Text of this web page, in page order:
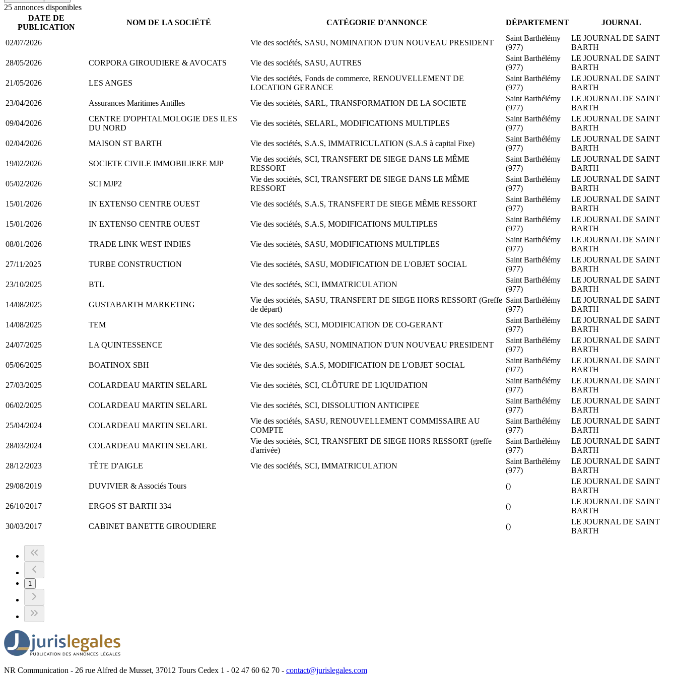
25 annonces disponibles
DATE DE
PUBLICATION
NOM DE LA SOCIÉTÉ CATÉGORIE D'ANNONCE DÉPARTEMENT JOURNAL
02/07/2026 Vie des sociétés, SASU, NOMINATION D'UN NOUVEAU PRESIDENT
Saint Barthélémy
(977)
LE JOURNAL DE SAINT
BARTH
28/05/2026
CORPORA GIROUDIERE & AVOCATS Vie des sociétés, SASU, AUTRES
Saint Barthélémy
(977)
LE JOURNAL DE SAINT
BARTH
21/05/2026
LES ANGES
Vie des sociétés, Fonds de commerce, RENOUVELLEMENT DE
LOCATION GERANCE
Saint Barthélémy
(977)
LE JOURNAL DE SAINT
BARTH
23/04/2026
Assurances Maritimes Antilles Vie des sociétés, SARL, TRANSFORMATION DE LA SOCIETE
Saint Barthélémy
(977)
LE JOURNAL DE SAINT
BARTH
09/04/2026
CENTRE D'OPHTALMOLOGIE DES ILES
DU NORD
Vie des sociétés, SELARL, MODIFICATIONS MULTIPLES
Saint Barthélémy
(977)
LE JOURNAL DE SAINT
BARTH
02/04/2026
MAISON ST BARTH Vie des sociétés, S.A.S, IMMATRICULATION (S.A.S à capital Fixe)
Saint Barthélémy
(977)
LE JOURNAL DE SAINT
BARTH
19/02/2026
SOCIETE CIVILE IMMOBILIERE MJP
Vie des sociétés, SCI, TRANSFERT DE SIEGE DANS LE MÊME
RESSORT
Saint Barthélémy
(977)
LE JOURNAL DE SAINT
BARTH
05/02/2026
SCI MJP2
Vie des sociétés, SCI, TRANSFERT DE SIEGE DANS LE MÊME
RESSORT
Saint Barthélémy
(977)
LE JOURNAL DE SAINT
BARTH
15/01/2026
IN EXTENSO CENTRE OUEST Vie des sociétés, S.A.S, TRANSFERT DE SIEGE MÊME RESSORT
Saint Barthélémy
(977)
LE JOURNAL DE SAINT
BARTH
15/01/2026
IN EXTENSO CENTRE OUEST Vie des sociétés, S.A.S, MODIFICATIONS MULTIPLES
Saint Barthélémy
(977)
LE JOURNAL DE SAINT
BARTH
08/01/2026
TRADE LINK WEST INDIES Vie des sociétés, SASU, MODIFICATIONS MULTIPLES
Saint Barthélémy
(977)
LE JOURNAL DE SAINT
BARTH
27/11/2025
TURBE CONSTRUCTION Vie des sociétés, SASU, MODIFICATION DE L'OBJET SOCIAL
Saint Barthélémy
(977)
LE JOURNAL DE SAINT
BARTH
23/10/2025
BTL Vie des sociétés, SCI, IMMATRICULATION
Saint Barthélémy
(977)
LE JOURNAL DE SAINT
BARTH
14/08/2025
GUSTABARTH MARKETING
Vie des sociétés, SASU, TRANSFERT DE SIEGE HORS RESSORT (Greffe
de départ)
Saint Barthélémy
(977)
LE JOURNAL DE SAINT
BARTH
14/08/2025
TEM Vie des sociétés, SCI, MODIFICATION DE CO-GERANT
Saint Barthélémy
(977)
LE JOURNAL DE SAINT
BARTH
24/07/2025
LA QUINTESSENCE Vie des sociétés, SASU, NOMINATION D'UN NOUVEAU PRESIDENT
Saint Barthélémy
(977)
LE JOURNAL DE SAINT
BARTH
05/06/2025
BOATINOX SBH Vie des sociétés, S.A.S, MODIFICATION DE L'OBJET SOCIAL
Saint Barthélémy
(977)
LE JOURNAL DE SAINT
BARTH
27/03/2025
COLARDEAU MARTIN SELARL Vie des sociétés, SCI, CLÔTURE DE LIQUIDATION
Saint Barthélémy
(977)
LE JOURNAL DE SAINT
BARTH
06/02/2025
COLARDEAU MARTIN SELARL Vie des sociétés, SCI, DISSOLUTION ANTICIPEE
Saint Barthélémy
(977)
LE JOURNAL DE SAINT
BARTH
25/04/2024
COLARDEAU MARTIN SELARL
Vie des sociétés, SASU, RENOUVELLEMENT COMMISSAIRE AU
COMPTE
Saint Barthélémy
(977)
LE JOURNAL DE SAINT
BARTH
28/03/2024
COLARDEAU MARTIN SELARL
Vie des sociétés, SCI, TRANSFERT DE SIEGE HORS RESSORT (greffe
d'arrivée)
Saint Barthélémy
(977)
LE JOURNAL DE SAINT
BARTH
28/12/2023
TÊTE D'AIGLE Vie des sociétés, SCI, IMMATRICULATION
Saint Barthélémy
(977)
LE JOURNAL DE SAINT
BARTH
29/08/2019
DUVIVIER & Associés Tours ()
LE JOURNAL DE SAINT
BARTH
26/10/2017
ERGOS ST BARTH 334 ()
LE JOURNAL DE SAINT
BARTH
30/03/2017
CABINET BANETTE GIROUDIERE ()
LE JOURNAL DE SAINT
BARTH
1
NR Communication - 26 rue Alfred de Musset, 37012 Tours Cedex 1 - 02 47 60 62 70 - contact@jurislegales.com